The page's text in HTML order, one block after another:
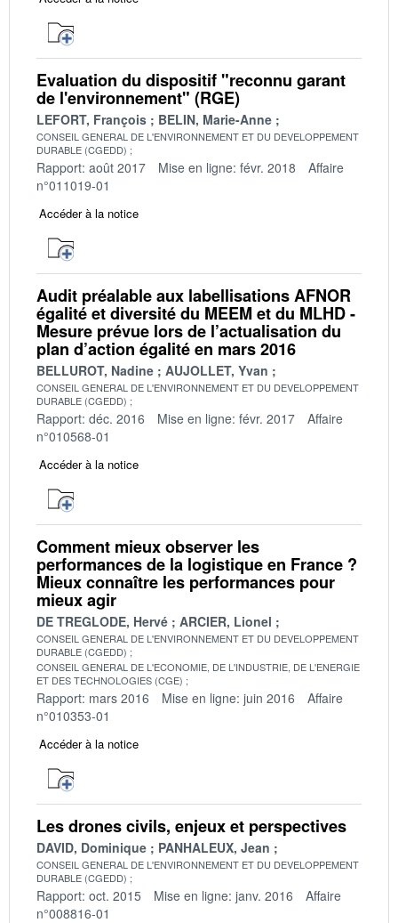
Evaluation du dispositif "reconnu garant
de l'environnement" (RGE)
LEFORT, François BELIN, Marie-Anne
CONSEIL GENERAL DE L'ENVIRONNEMENT ET DU DEVELOPPEMENT
DURABLE (CGEDD)
Rapport: août 2017 Mise en ligne: févr. 2018
Affaire
n°011019-01
Accéder à la notice
Audit préalable aux labellisations AFNOR
égalité et diversité du MEEM et du MLHD -
Mesure prévue lors de l’actualisation du
plan d’action égalité en mars 2016
BELLUROT, Nadine AUJOLLET, Yvan
CONSEIL GENERAL DE L'ENVIRONNEMENT ET DU DEVELOPPEMENT
DURABLE (CGEDD)
Rapport: déc. 2016 Mise en ligne: févr. 2017
Affaire
n°010568-01
Accéder à la notice
Comment mieux observer les
performances de la logistique en France ?
Mieux connaître les performances pour
mieux agir
DE TREGLODE, Hervé ARCIER, Lionel
CONSEIL GENERAL DE L'ENVIRONNEMENT ET DU DEVELOPPEMENT
DURABLE (CGEDD)
CONSEIL GENERAL DE L'ECONOMIE, DE L'INDUSTRIE, DE L'ENERGIE
ET DES TECHNOLOGIES (CGE)
Rapport: mars 2016 Mise en ligne: juin 2016
Affaire
n°010353-01
Accéder à la notice
Les drones civils, enjeux et perspectives
DAVID, Dominique PANHALEUX, Jean
CONSEIL GENERAL DE L'ENVIRONNEMENT ET DU DEVELOPPEMENT
DURABLE (CGEDD)
Rapport: oct. 2015 Mise en ligne: janv. 2016
Affaire
n°008816-01